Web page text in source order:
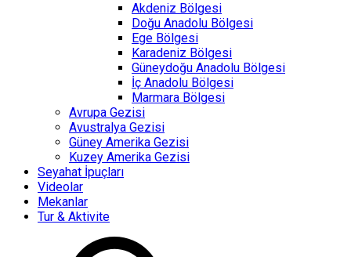
Akdeniz Bölgesi
Doğu Anadolu Bölgesi
Ege Bölgesi
Karadeniz Bölgesi
Güneydoğu Anadolu Bölgesi
İç Anadolu Bölgesi
Marmara Bölgesi
Avrupa Gezisi
Avustralya Gezisi
Güney Amerika Gezisi
Kuzey Amerika Gezisi
Seyahat İpuçları
Videolar
Mekanlar
Tur & Aktivite